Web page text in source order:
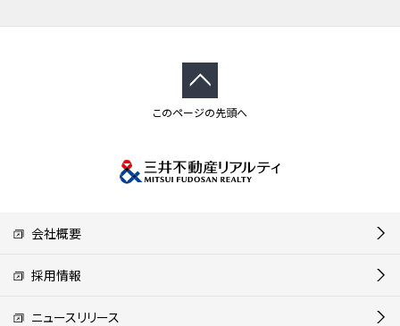
このページの先頭へ
会社概要
採用情報
ニュースリリース